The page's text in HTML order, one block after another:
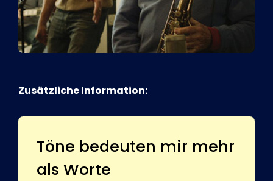
Zusätzliche Information:
Töne bedeuten mir mehr
als Worte